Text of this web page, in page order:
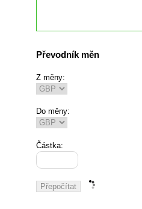
Převodník měn
Z měny:
Do měny:
Částka: